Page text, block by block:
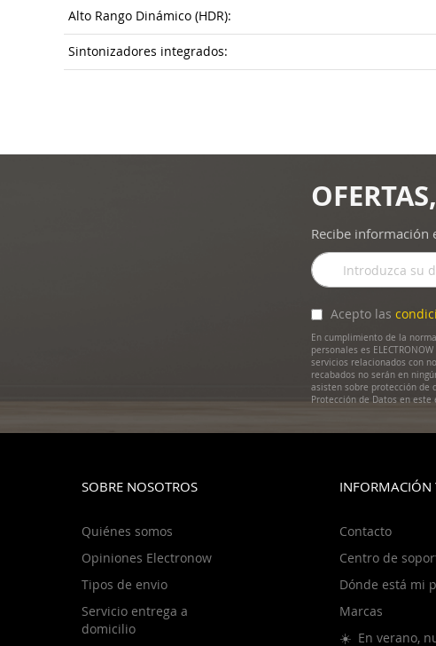
Alto Rango Dinámico (HDR):
Sintonizadores integrados:
Recibe información
Inscríbase
a
boletín
de
noticias:
Acepto las
En cumplimiento de la
personales es
servicios relacionados con
recabados no serán en
asisten sobre protección de
Protección de Datos en
SOBRE NOSOTROS
Quiénes somos
Opiniones Electronow
Tipos de envio
Servicio entrega a
domicilio
INFORMACIÓN
Contacto
Centro de
Dónde está mi
Marcas
☀️ En verano,